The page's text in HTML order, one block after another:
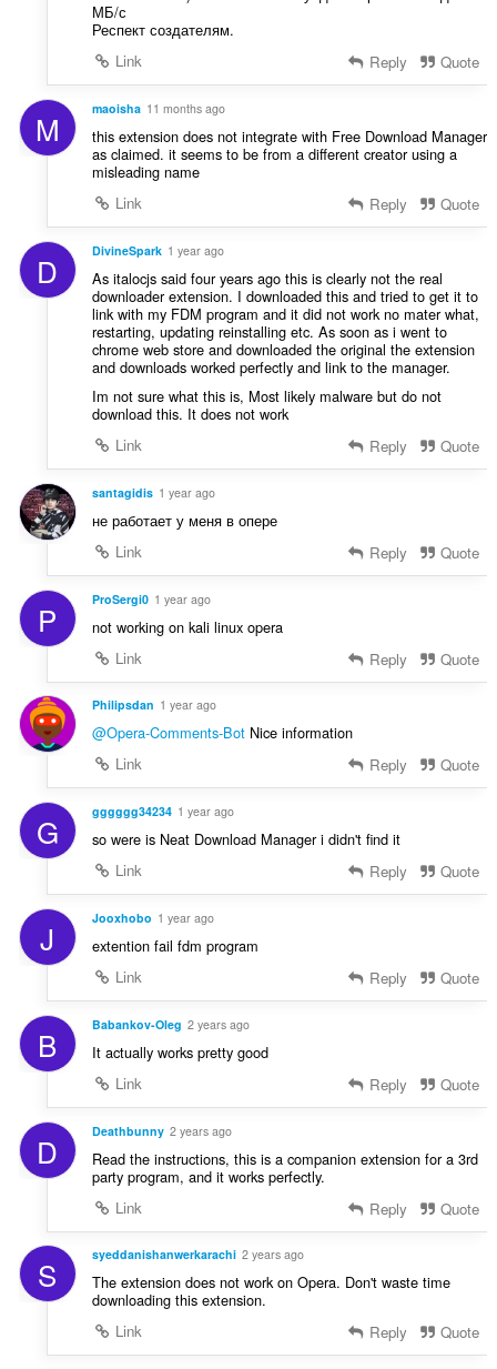
ч
в
:
МБ/с
Респект создателям.
Link
Reply Quote
M maoisha 11 months ago
this extension does not integrate with Free Download Manager
as claimed. it seems to be from a different creator using a
misleading name
Link
Reply Quote
D DivineSpark 1 year ago
As italocjs said four years ago this is clearly not the real
downloader extension. I downloaded this and tried to get it to
link with my FDM program and it did not work no mater what,
restarting, updating reinstalling etc. As soon as i went to
chrome web store and downloaded the original the extension
and downloads worked perfectly and link to the manager.
Im not sure what this is, Most likely malware but do not
download this. It does not work
Link
Reply Quote
santagidis 1 year ago
не работает у меня в опере
Link
Reply Quote
P ProSergi0 1 year ago
not working on kali linux opera
Link
Reply Quote
Philipsdan 1 year ago
@Opera-Comments-BotNice information
Link
Reply Quote
G gggggg34234 1 year ago
so were is Neat Download Manager i didn't find it
Link
Reply Quote
J Jooxhobo 1 year ago
extention fail fdm program
Link
Reply Quote
B Babankov-Oleg 2 years ago
It actually works pretty good
Link
Reply Quote
D Deathbunny 2 years ago
Read the instructions, this is a companion extension for a 3rd
party program, and it works perfectly.
Link
Reply Quote
S syeddanishanwerkarachi 2 years ago
The extension does not work on Opera. Don't waste time
downloading this extension.
Link
Reply Quote